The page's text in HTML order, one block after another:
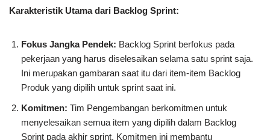
Karakteristik Utama dari Backlog Sprint:
Fokus Jangka Pendek: Backlog Sprint berfokus pada
pekerjaan yang harus diselesaikan selama satu sprint saja.
Ini merupakan gambaran saat itu dari item-item Backlog
Produk yang dipilih untuk sprint saat ini.
Komitmen: Tim Pengembangan berkomitmen untuk
menyelesaikan semua item yang dipilih dalam Backlog
Sprint pada akhir sprint. Komitmen ini membantu